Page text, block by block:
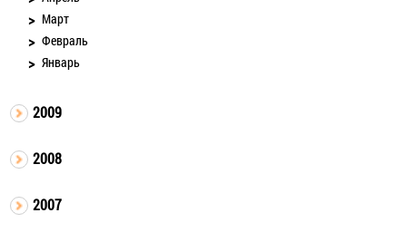
Март
Февраль
Январь
2009
2008
2007